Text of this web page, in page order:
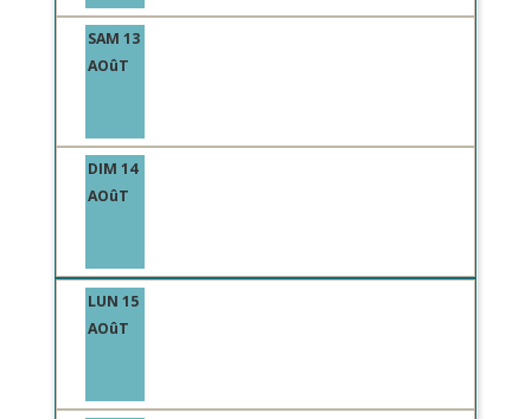
SAM 13
AOûT
DIM 14
AOûT
LUN 15
AOûT